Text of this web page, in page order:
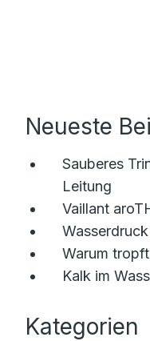
Neueste
Sauberes
Leitung
Vaillant
Warum
Kalk im
Kategorien